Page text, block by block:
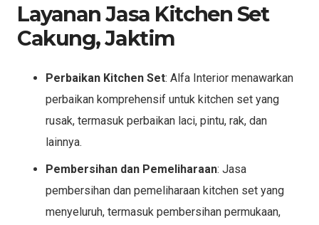
Layanan Jasa Kitchen Set
Cakung, Jaktim
Perbaikan Kitchen Set: Alfa Interior menawarkan
perbaikan komprehensif untuk kitchen set yang
rusak, termasuk perbaikan laci, pintu, rak, dan
lainnya.
Pembersihan dan Pemeliharaan: Jasa
pembersihan dan pemeliharaan kitchen set yang
menyeluruh, termasuk pembersihan permukaan,